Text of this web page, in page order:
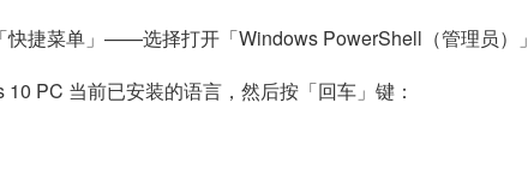
快捷菜单」——选择打开「Windows PowerShell（管理员）」
PC 当前已安装的语言，然后按「回车」键：